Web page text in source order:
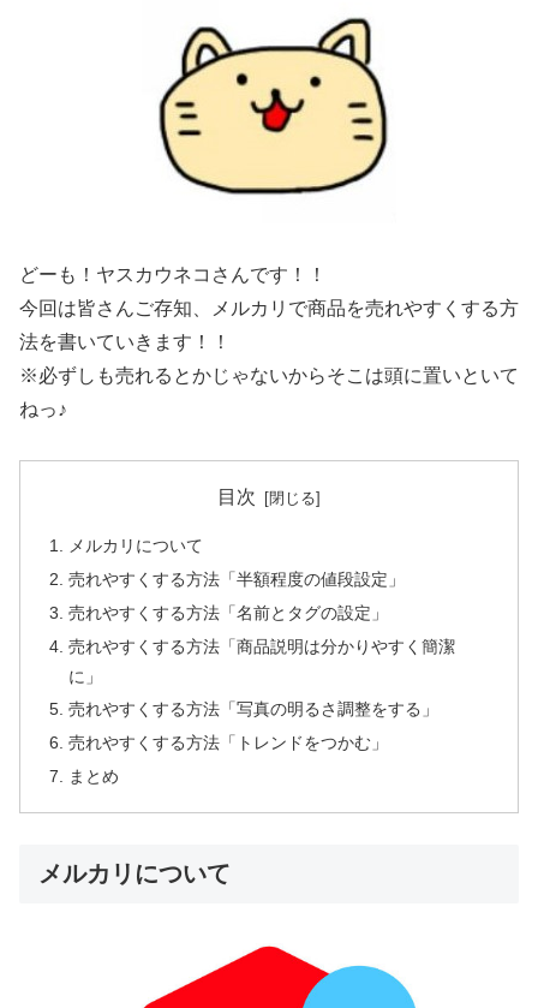
どーも！ヤスカウネコさんです！！
今回は皆さんご存知、メルカリで商品を売れやすくする方
法を書いていきます！！
※必ずしも売れるとかじゃないからそこは頭に置いといて
ねっ♪
目次
メルカリについて
売れやすくする方法「半額程度の値段設定」
売れやすくする方法「名前とタグの設定」
売れやすくする方法「商品説明は分かりやすく簡潔
に」
売れやすくする方法「写真の明るさ調整をする」
売れやすくする方法「トレンドをつかむ」
まとめ
メルカリについて